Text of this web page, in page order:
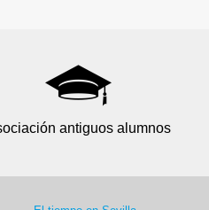
antiguos alumnos